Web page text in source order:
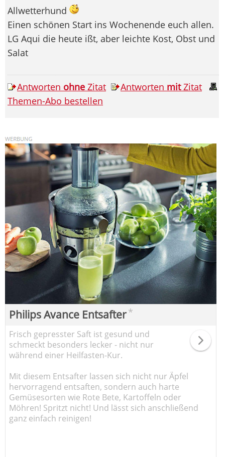
Allwetterhund
Einen schönen Start ins Wochenende euch allen.
LG Aqui die heute ißt, aber leichte Kost, Obst und
Salat
Antworten ohne Zitat Antworten mitZitat
Themen-Abo bestellen
Philips Avance Entsafter*
Frisch gepresster Saft ist gesund und
schmeckt besonders lecker - nicht nur
während einer Heilfasten-Kur.
Mit diesem Entsafter lassen sich nicht nur Äpfel
hervorragend entsaften, sondern auch harte
Gemüsesorten wie Rote Bete, Kartoffeln oder
Möhren! Spritzt nicht! Und lässt sich anschließend
ganz einfach reinigen!